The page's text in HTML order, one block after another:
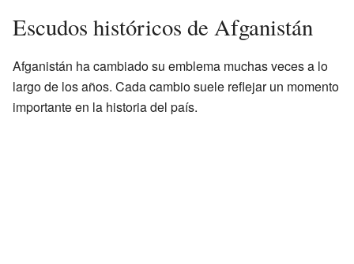
Escudos históricos de Afganistán
Afganistán ha cambiado su emblema muchas veces a lo
largo de los años. Cada cambio suele reflejar un momento
importante en la historia del país.